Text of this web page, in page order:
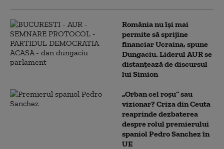
România nu își mai
permite să sprijine
financiar Ucraina, spune
Dungaciu. Liderul AUR se
distanțează de discursul
lui Simion
„Orban cel roșu” sau
vizionar? Criza din Ceuta
reaprinde dezbaterea
despre rolul premierului
spaniol Pedro Sanchez în
UE